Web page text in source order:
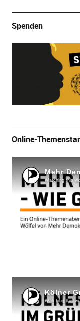
Spenden
Online-